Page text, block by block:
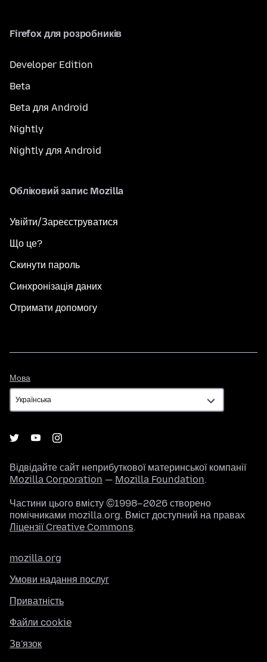
Firefox для розробників
Developer Edition
Beta
Beta для Android
Nightly
Nightly для Android
Обліковий запис Mozilla
Увійти/Зареєструватися
Що це?
Скинути пароль
Синхронізація даних
Отримати допомогу
Мова
Відвідайте сайт неприбуткової материнської компанії
Mozilla Corporation — Mozilla Foundation.
Частини цього вмісту ©1998–2026 створено
помічниками mozilla.org. Вміст доступний на правах
Ліцензії Creative Commons.
mozilla.org
Умови надання послуг
Приватність
Файли cookie
Зв'язок